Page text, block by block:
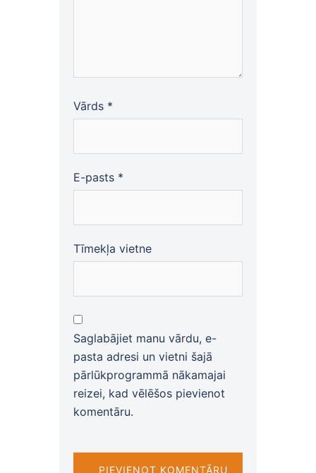
Vārds *
E-pasts *
Tīmekļa vietne
Saglabājiet manu vārdu, e-
pasta adresi un vietni šajā
pārlūkprogrammā nākamajai
reizei, kad vēlēšos pievienot
komentāru.